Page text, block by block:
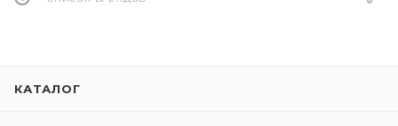
КАТАЛОГ